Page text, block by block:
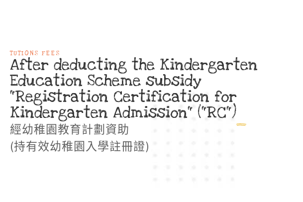
TUTIONS FEES
After deducting the Kindergarten
Education Scheme subsidy
"Registration Certification for
Kindergarten Admission" ("RC")​
經幼稚園教育計劃資助
(持有效幼稚園入學註冊證)